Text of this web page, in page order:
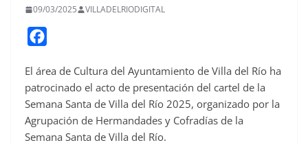
09/03/2025 VILLADELRIODIGITAL
c
e
o
El área de Cultura del Ayuntamiento de Villa del Río ha
patrocinado el acto de presentación del cartel de la
Semana Santa de Villa del Río 2025, organizado por la
Agrupación de Hermandades y Cofradías de la
Semana Santa de Villa del Río.